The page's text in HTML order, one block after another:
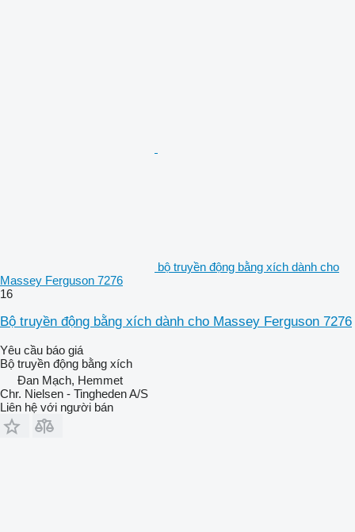
bộ truyền động bằng xích dành cho
Massey Ferguson 7276
16
Bộ truyền động bằng xích dành cho Massey Ferguson 7276
Yêu cầu báo giá
Bộ truyền động bằng xích
Đan Mạch, Hemmet
Chr. Nielsen - Tingheden A/S
Liên hệ với người bán